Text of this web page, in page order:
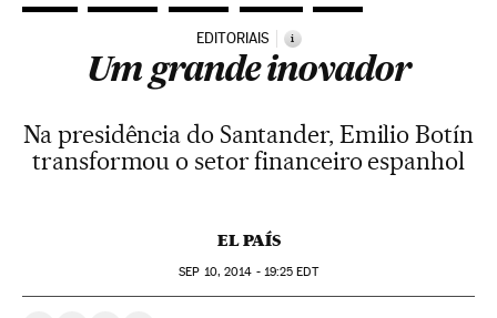
EDITORIAIS i
Um grande inovador
Na presidência do Santander, Emilio Botín
transformou o setor financeiro espanhol
EL PAÍS
SEP 10, 2014 - 19:25 EDT